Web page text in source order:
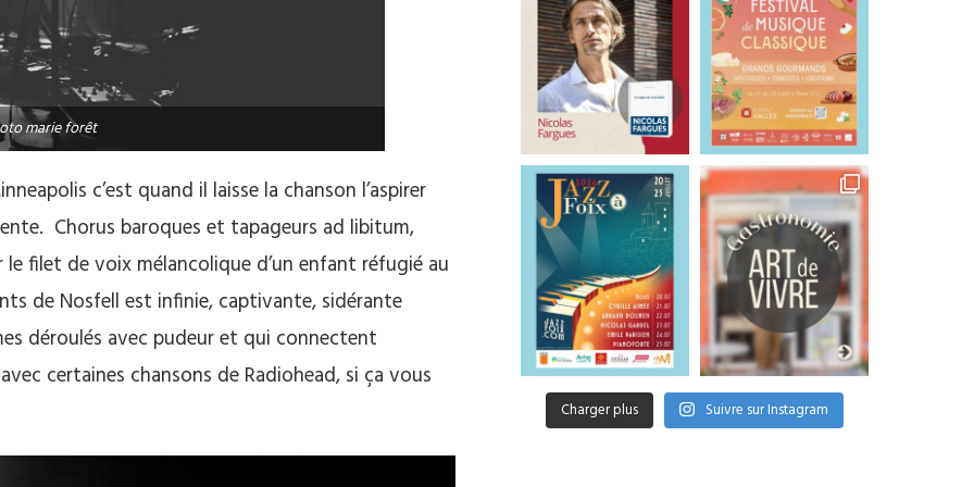
marie forêt
c’est quand il laisse la chanson l’aspirer
Chorus baroques et tapageurs ad libitum,
filet de voix mélancolique d’un enfant réfugié au
de Nosfell est infinie, captivante, sidérante
déroulés avec pudeur et qui connectent
certaines chansons de Radiohead, si ça vous
Charger plus Suivre sur Instagram